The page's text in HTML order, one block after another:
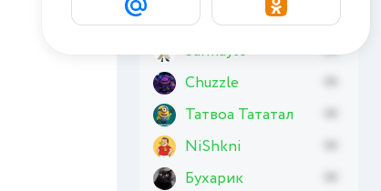
Евгений114 xx
Sarmayt6
Chuzzle
Татвоа Тататал
NiShkni
Бухарик